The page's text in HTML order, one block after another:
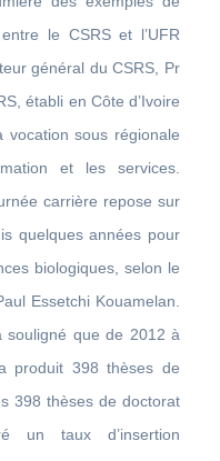
le CSRS et l’UFR
général du CSRS, Pr
établi en Côte d’Ivoire
sous régionale
et les services.
carrière repose sur
quelques années pour
biologiques, selon le
Essetchi Kouamelan.
souligné que de 2012 à
produit 398 thèses de
398 thèses de doctorat
un taux d’insertion